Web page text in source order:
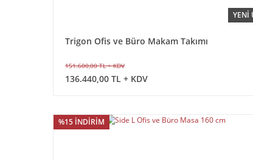
YENİ
Trigon Ofis ve Büro Makam Takımı
151.600,00 TL + KDV
136.440,00 TL + KDV
%15 İNDİRİM